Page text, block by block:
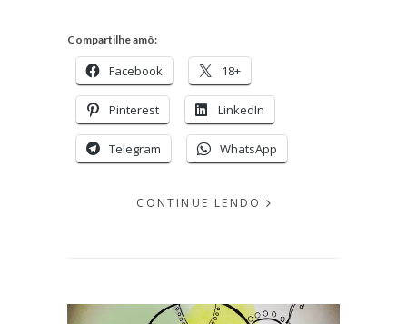
Compartilhe amô:
Facebook 18+
Pinterest LinkedIn
Telegram WhatsApp
CONTINUE LENDO